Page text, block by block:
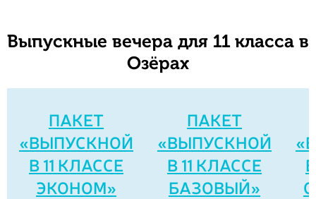
Выпускные вечера для 11 класса в
Озёрах
ПАКЕТ
«ВЫПУСКНОЙ
В 11 КЛАССЕ
ЭКОНОМ»
ПАКЕТ
«ВЫПУСКНОЙ
В 11 КЛАССЕ
БАЗОВЫЙ»